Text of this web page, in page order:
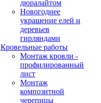
дюралайтом
Новогоднее
украшение елей и
деревьев
гирляндами
Кровельные работы
Монтаж кровли -
профилированный
лист
Монтаж
композитной
черепицы